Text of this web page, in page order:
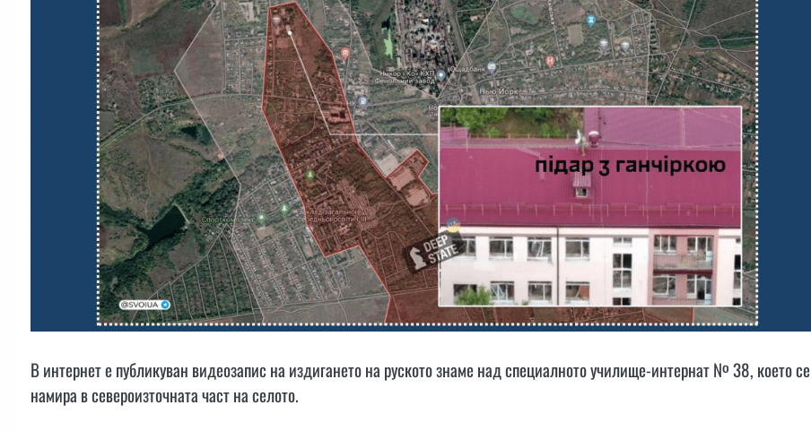
В интернет е публикуван видеозапис на издигането на руското знаме над специалното училище-интернат № 38, което се
намира в североизточната част на селото.